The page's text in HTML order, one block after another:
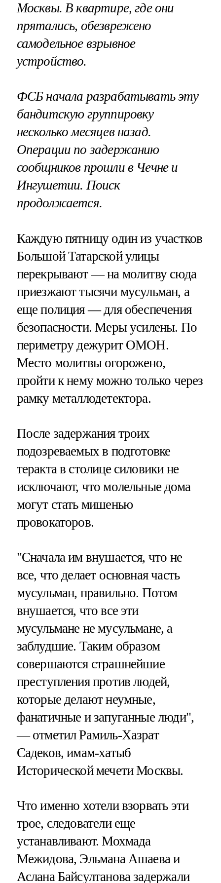
Москвы. В квартире, где они
прятались, обезврежено
самодельное взрывное
устройство.
ФСБ начала разрабатывать эту
бандитскую группировку
несколько месяцев назад.
Операции по задержанию
сообщников прошли в Чечне и
Ингушетии. Поиск
продолжается.
Каждую пятницу один из участков
Большой Татарской улицы
перекрывают — на молитву сюда
приезжают тысячи мусульман, а
еще полиция — для обеспечения
безопасности. Меры усилены. По
периметру дежурит ОМОН.
Место молитвы огорожено,
пройти к нему можно только через
рамку металлодетектора.
После задержания троих
подозреваемых в подготовке
теракта в столице силовики не
исключают, что молельные дома
могут стать мишенью
провокаторов.
"Сначала им внушается, что не
все, что делает основная часть
мусульман, правильно. Потом
внушается, что все эти
мусульмане не мусульмане, а
заблудшие. Таким образом
совершаются страшнейшие
преступления против людей,
которые делают неумные,
фанатичные и запуганные люди",
— отметил Рамиль-Хазрат
Садеков, имам-хатыб
Исторической мечети Москвы.
Что именно хотели взорвать эти
трое, следователи еще
устанавливают. Мохмада
Межидова, Эльмана Ашаева и
Аслана Байсултанова задержали